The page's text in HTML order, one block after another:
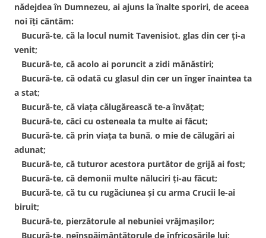
nădejdea în Dumnezeu, ai ajuns la înalte sporiri, de aceea
noi îţi cântăm:
Bucură-te, că la locul numit Tavenisiot, glas din cer ţi-a
venit;
Bucură-te, că acolo ai poruncit a zidi mănăstiri;
Bucură-te, că odată cu glasul din cer un înger înaintea ta
a stat;
Bucură-te, că viaţa călugărească te-a învăţat;
Bucură-te, căci cu osteneala ta multe ai făcut;
Bucură-te, că prin viaţa ta bună, o mie de călugări ai
adunat;
Bucură-te, că tuturor acestora purtător de grijă ai fost;
Bucură-te, că demonii multe năluciri ţi-au făcut;
Bucură-te, că tu cu rugăciunea şi cu arma Crucii le-ai
biruit;
Bucură-te, pierzătorule al nebuniei vrăjmaşilor;
Bucură-te, neînspăimântătorule de înfricoşările lui;